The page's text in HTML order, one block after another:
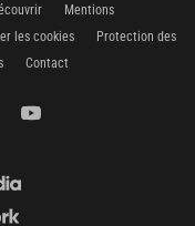
Mentions
les cookies
Protection des
Contact